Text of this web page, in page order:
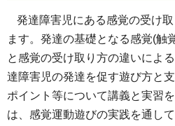
発達障害児にある感覚の受け
ます。発達の基礎となる感覚(触
と感覚の受け取り方の違いによ
達障害児の発達を促す遊び方と
ポイント等について講義と実習
は、感覚運動遊びの実践を通し